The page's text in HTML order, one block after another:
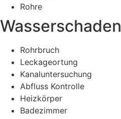
Rohre
Wasserschaden
Rohrbruch
Leckageortung
Kanaluntersuchung
Abfluss Kontrolle
Heizkörper
Badezimmer